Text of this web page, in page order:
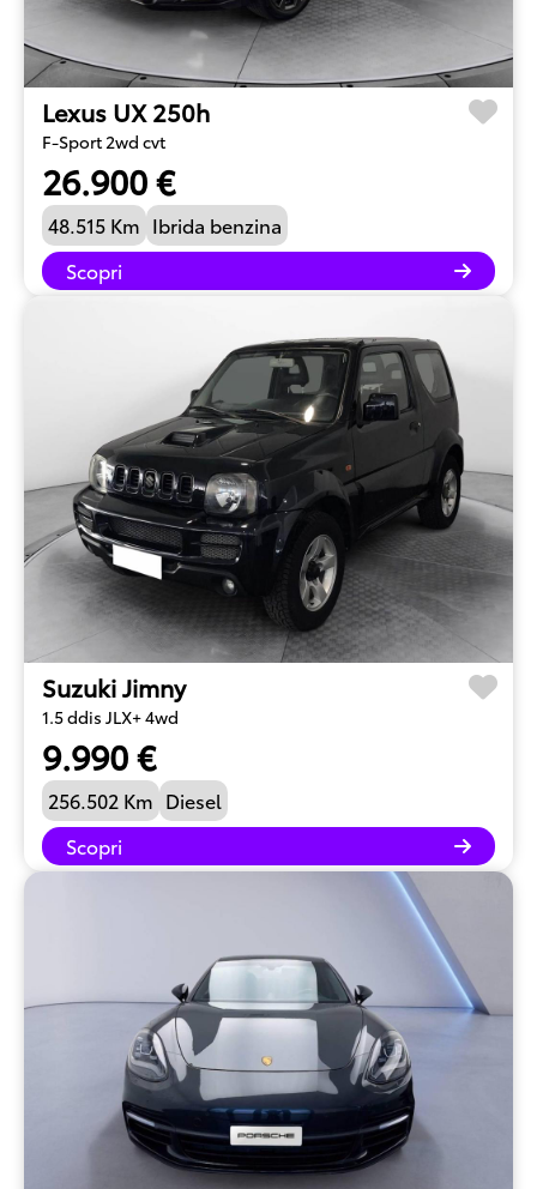
Lexus UX 250h
F-Sport 2wd cvt
26.900 €
48.515 Km Ibrida benzina
Scopri
Suzuki Jimny
1.5 ddis JLX+ 4wd
9.990 €
256.502 Km Diesel
Scopri